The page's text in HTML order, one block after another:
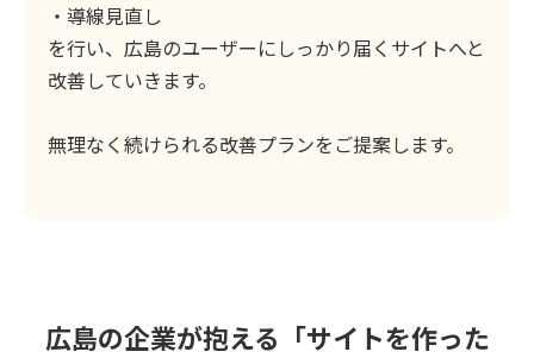
・導線見直し
を行い、広島のユーザーにしっかり届くサイトへと
改善していきます。
無理なく続けられる改善プランをご提案します。
広島の企業が抱える「サイトを作った